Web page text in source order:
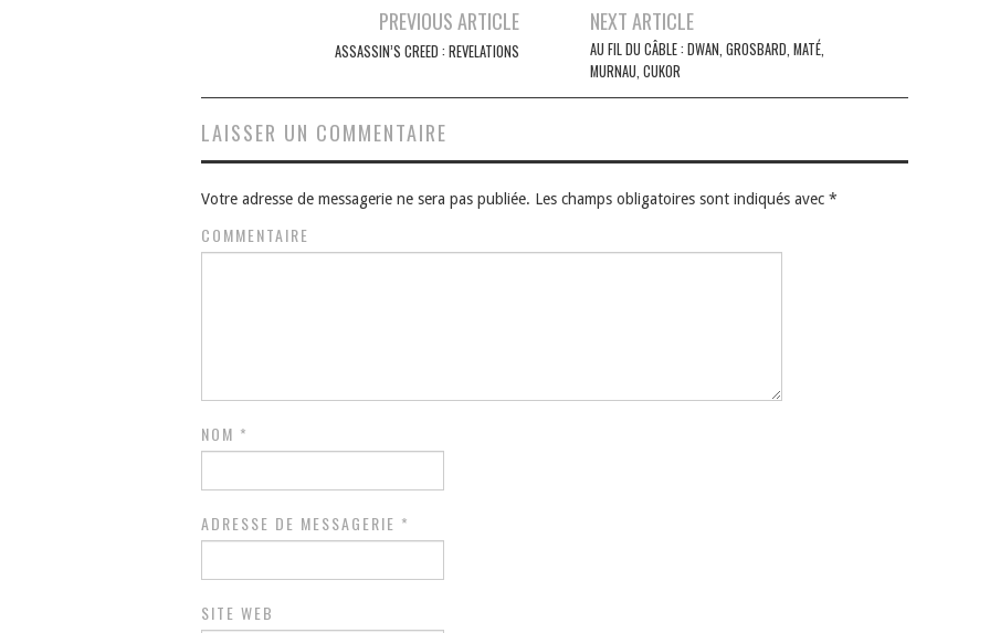
PREVIOUS ARTICLE
ASSASSIN’S CREED : REVELATIONS
NEXT ARTICLE
AU FIL DU CÂBLE : DWAN, GROSBARD, MATÉ,
MURNAU, CUKOR
LAISSER UN COMMENTAIRE
Votre adresse de messagerie ne sera pas publiée. Les champs obligatoires sont indiqués avec *
COMMENTAIRE
NOM *
ADRESSE DE MESSAGERIE *
SITE WEB